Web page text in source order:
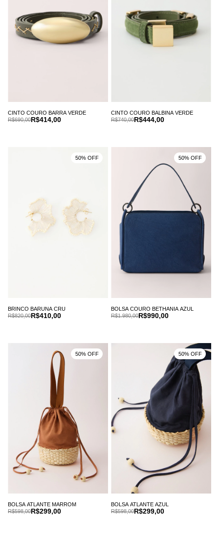
CINTO COURO BARRA VERDE
R$414,00
R$690,00
CINTO COURO BALBINA VERDE
R$444,00
R$740,00
BRINCO BARUNA CRU
R$410,00
R$820,00
50% OFF
BOLSA COURO BETHANIA AZUL
R$990,00
R$1.980,00
50% OFF
BOLSA ATLANTE MARROM
R$299,00
R$598,00
50% OFF
BOLSA ATLANTE AZUL
R$299,00
R$598,00
50% OFF